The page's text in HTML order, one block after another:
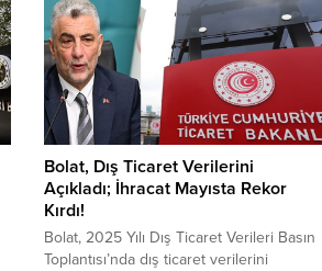
Bolat, Dış Ticaret Verilerini
Açıkladı; İhracat Mayısta Rekor
Kırdı!
Bolat, 2025 Yılı Dış Ticaret Verileri Basın
Toplantısı’nda dış ticaret verilerini